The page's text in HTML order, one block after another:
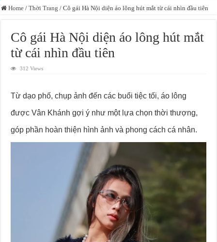
Home / Thời Trang / Cô gái Hà Nội diện áo lông hút mắt từ cái nhìn đầu tiên
Cô gái Hà Nội diện áo lông hút mắt
từ cái nhìn đầu tiên
312 Views
Từ dạo phố, chụp ảnh đến các buổi tiệc tối, áo lông
được Vân Khánh gợi ý như một lựa chọn thời thượng,
góp phần hoàn thiện hình ảnh và phong cách cá nhân.